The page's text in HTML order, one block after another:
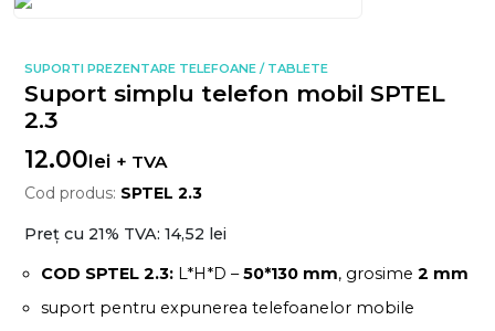
SUPORTI PREZENTARE TELEFOANE / TABLETE
Suport simplu telefon mobil SPTEL
2.3
12.00lei + TVA
Cod produs: SPTEL 2.3
Preț cu 21% TVA: 14,52 lei
COD SPTEL 2.3: L*H*D –50*130 mm, grosime 2 mm
suport pentru expunerea telefoanelor mobile